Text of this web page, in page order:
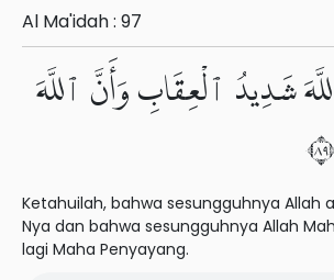
Al Ma'idah : 97
شَدِيدُ ٱلْعِقَابِ وَأَنَّ ٱللَّهَ
Ketahuilah, bahwa sesungguhnya Allah
Nya dan bahwa sesungguhnya Allah
lagi Maha Penyayang.